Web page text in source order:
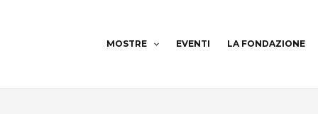
MOSTRE EVENTI LA FONDAZIONE